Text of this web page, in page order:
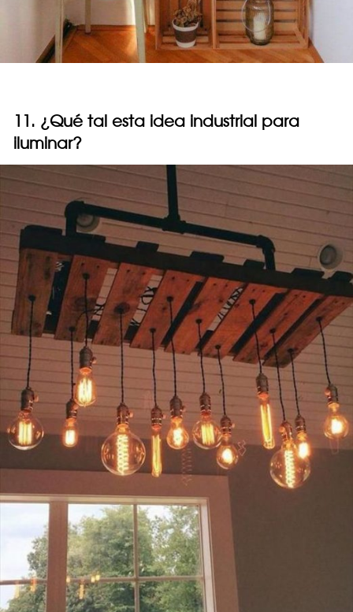
11. ¿Qué tal esta idea industrial para
iluminar?